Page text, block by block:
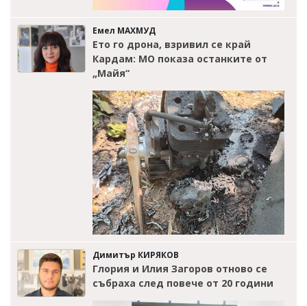
Емел МАХМУД
Ето го дрона, взривил се край
Кардам: МО показа останките от
„Майя“
Димитър КИРЯКОВ
Глория и Илия Загоров отново се
събраха след повече от 20 години